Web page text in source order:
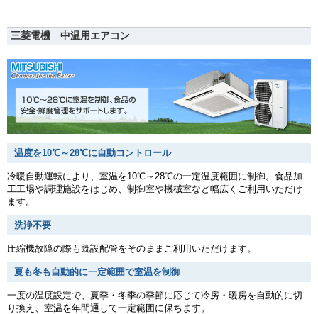
三菱電機 中温用エアコン
温度を10℃～28℃に自動コントロール
冷暖自動運転により、室温を10℃～28℃の一定温度範囲に制御。食品加
工工場や調理施設をはじめ、制御室や機械室など幅広くご利用いただけ
ます。
洗浄不要
圧縮機故障の際も既設配管をそのままご利用いただけます。
夏も冬も自動的に一定範囲で室温を制御
一度の温度設定で、夏季・冬季の季節に応じて冷房・暖房を自動的に切
り換え、室温を年間通して一定範囲に保ちます。